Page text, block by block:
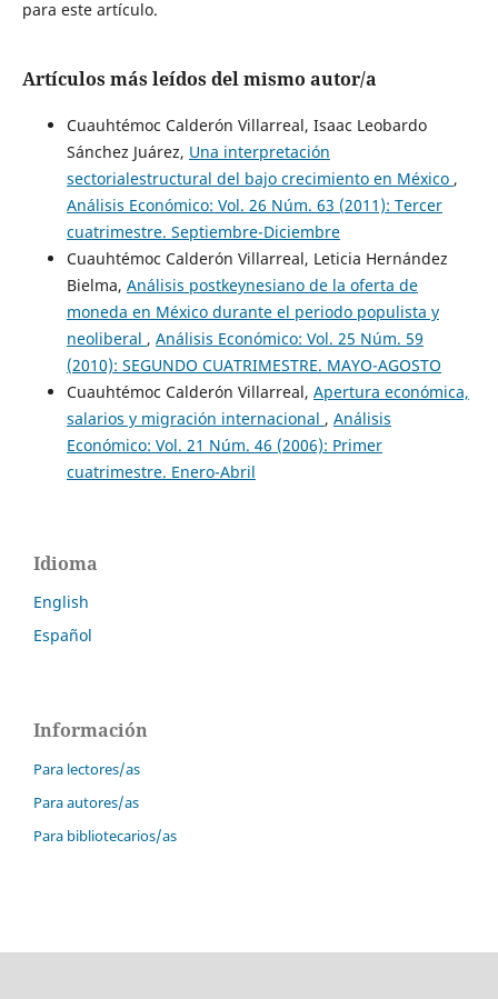
para este artículo.
Artículos más leídos del mismo autor/a
Cuauhtémoc Calderón Villarreal, Isaac Leobardo
Sánchez Juárez, Una interpretación
sectorialestructural del bajo crecimiento en México ,
Análisis Económico: Vol. 26 Núm. 63 (2011): Tercer
cuatrimestre. Septiembre-Diciembre
Cuauhtémoc Calderón Villarreal, Leticia Hernández
Bielma, Análisis postkeynesiano de la oferta de
moneda en México durante el periodo populista y
neoliberal , Análisis Económico: Vol. 25 Núm. 59
(2010): SEGUNDO CUATRIMESTRE. MAYO-AGOSTO
Cuauhtémoc Calderón Villarreal, Apertura económica,
salarios y migración internacional , Análisis
Económico: Vol. 21 Núm. 46 (2006): Primer
cuatrimestre. Enero-Abril
Idioma
English
Español
Información
Para lectores/as
Para autores/as
Para bibliotecarios/as